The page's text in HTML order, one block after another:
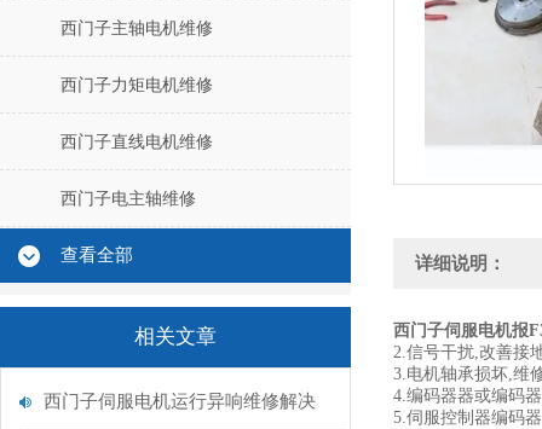
西门子主轴电机维修
西门子力矩电机维修
西门子直线电机维修
西门子电主轴维修
查看全部
相关文章
西门子伺服电机运行异响维修解决
详细说明：
西门子伺服电机报
2.信号干扰,改善接
3.电机轴承损坏,维
4.编码器器或编码
5.伺服控制器编码